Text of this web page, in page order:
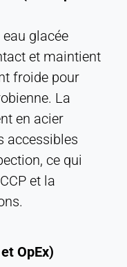
glacée
et maintient
froide pour
La
en acier
accessibles
ce qui
et la
OpEx)
transférées au